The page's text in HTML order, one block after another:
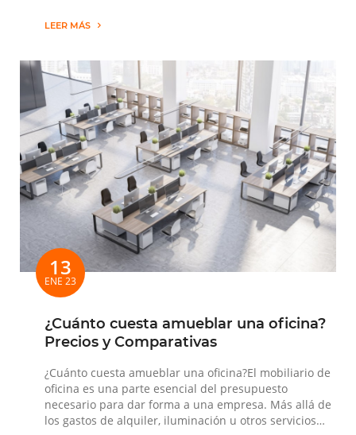
LEER MÁS
13
ENE 23
¿Cuánto cuesta amueblar una oficina?
Precios y Comparativas
¿Cuánto cuesta amueblar una oficina?El mobiliario de
oficina es una parte esencial del presupuesto
necesario para dar forma a una empresa. Más allá de
los gastos de alquiler, iluminación u otros servicios…